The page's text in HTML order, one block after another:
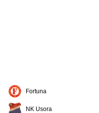
Fortuna
NK Usora